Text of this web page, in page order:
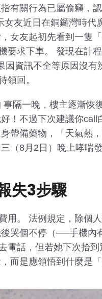
有關行為已屬偷竊，
友近日在銅鑼灣時代
女友起初先看到一隻
要求下車。 發現在計
資訊不全等原因沒有
領回。
隔一晚，樓主逐漸恢
！不過下次建議你call
帶備藥物，「天氣熱
（8月2日）晚上哮喘
失3步驟
用。 法例規定，除個
哭個不停（──手機內
電話，但若她下次拾
而是應領悟到什麼是「